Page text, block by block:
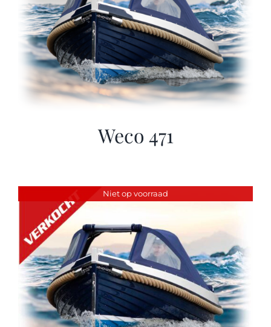
Weco 471
Niet op voorraad